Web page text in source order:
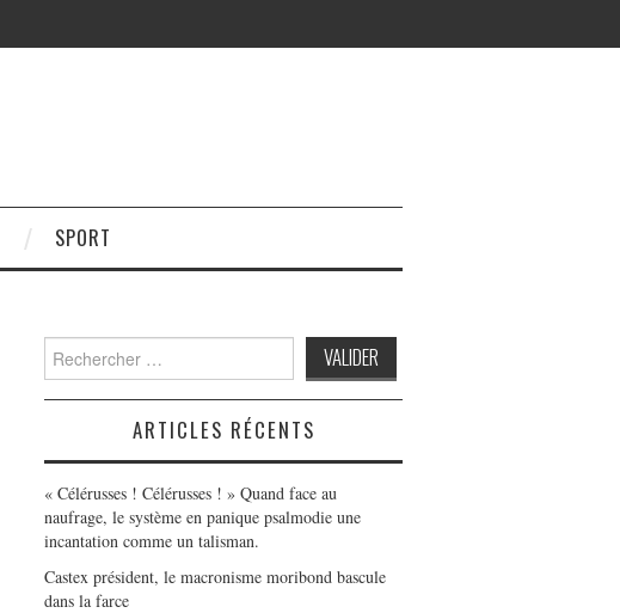
SPORT
Search
for:
ARTICLES RÉCENTS
« Célérusses ! Célérusses ! » Quand face au
naufrage, le système en panique psalmodie une
incantation comme un talisman.
Castex président, le macronisme moribond bascule
dans la farce